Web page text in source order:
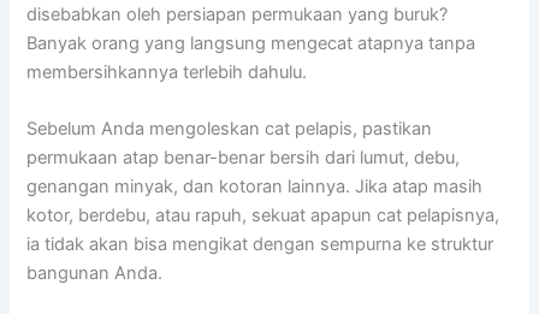
disebabkan oleh persiapan permukaan yang buruk?
Banyak orang yang langsung mengecat atapnya tanpa
membersihkannya terlebih dahulu.
Sebelum Anda mengoleskan cat pelapis, pastikan
permukaan atap benar-benar bersih dari lumut, debu,
genangan minyak, dan kotoran lainnya. Jika atap masih
kotor, berdebu, atau rapuh, sekuat apapun cat pelapisnya,
ia tidak akan bisa mengikat dengan sempurna ke struktur
bangunan Anda.